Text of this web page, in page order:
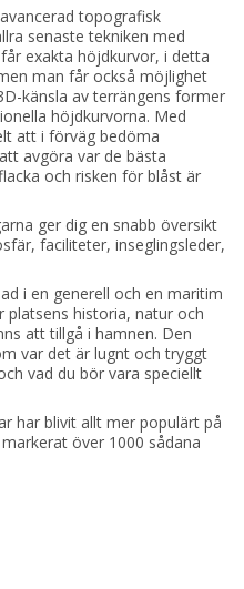
topografisk
senaste tekniken med
exakta höjdkurvor, i detta
man får också möjlighet
känsla av terrängens former
höjdkurvorna. Med
att i förväg bedöma
avgöra var de bästa
och risken för blåst är
ger dig en snabb översikt
faciliteter, inseglingsleder,
i en generell och en maritim
platsens historia, natur och
att tillgå i hamnen. Den
var det är lugnt och tryggt
vad du bör vara speciellt
har blivit allt mer populärt på
över 1000 sådana